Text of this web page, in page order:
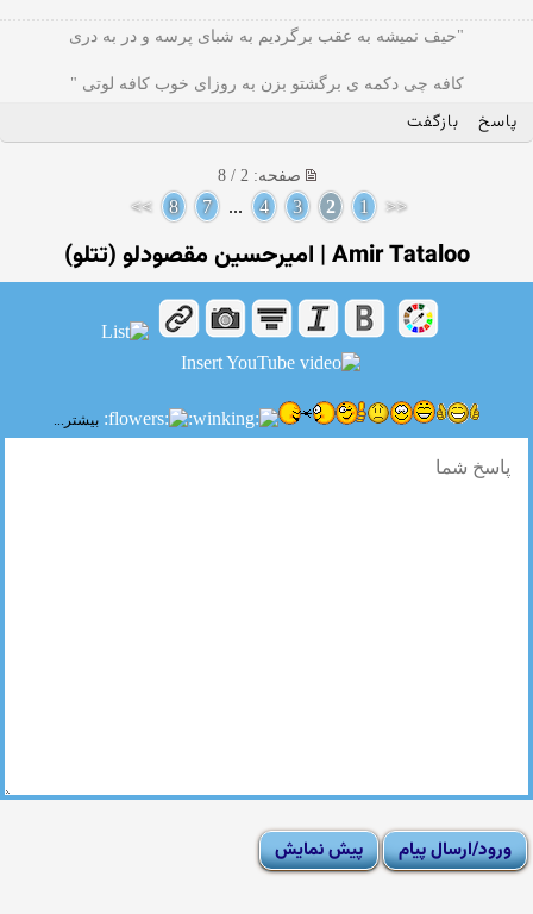
"حیف نمیشه به عقب برگردیم به شبای پرسه و در به دری
کافه چی دکمه ی برگشتو بزن به روزای خوب کافه لوتی "
پاسخ بازگفت
صفحه: 2 / 8
<<
1
2
3
4
...
7
8
>>
Amir Tataloo | امیرحسین مقصودلو (تتلو)
بیشتر...